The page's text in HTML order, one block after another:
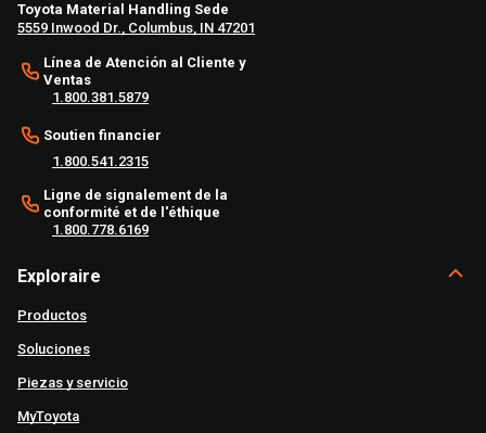
Toyota Material Handling Sede
5559 Inwood Dr., Columbus, IN 47201
Línea de Atención al Cliente y
Ventas
1.800.381.5879
Soutien financier
1.800.541.2315
Ligne de signalement de la
conformité et de l'éthique
1.800.778.6169
Exploraire
Productos
Soluciones
Piezas y servicio
MyToyota